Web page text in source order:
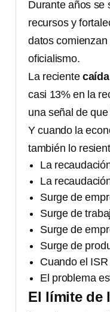
Durante años se
recursos y
datos
oficialismo.
La reciente
casi 13% en la
una señal de
Y cuando la
también lo
La
La
Surge de
Surge de
Surge de
Surge de
Cuando el
El problema
El límite de